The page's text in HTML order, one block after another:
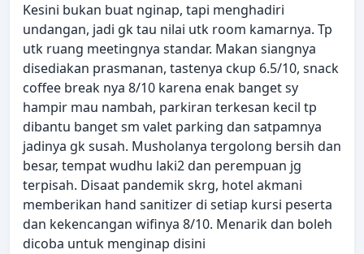
Kesini bukan buat nginap, tapi menghadiri
undangan, jadi gk tau nilai utk room kamarnya. Tp
utk ruang meetingnya standar. Makan siangnya
disediakan prasmanan, tastenya ckup 6.5/10, snack
coffee break nya 8/10 karena enak banget sy
hampir mau nambah, parkiran terkesan kecil tp
dibantu banget sm valet parking dan satpamnya
jadinya gk susah. Musholanya tergolong bersih dan
besar, tempat wudhu laki2 dan perempuan jg
terpisah. Disaat pandemik skrg, hotel akmani
memberikan hand sanitizer di setiap kursi peserta
dan kekencangan wifinya 8/10. Menarik dan boleh
dicoba untuk menginap disini